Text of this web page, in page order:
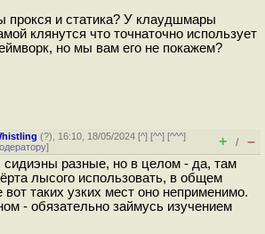
прокся и статика? У клаудшмары
клянутся что точнаточно использует
но мы вам его не покажем?
(?), 16:10, 18/05/2024 [^] [^^] [^^^]
] + / –
разные, но в целом - да, там
лысого использовать, в общем
вот таких узких мест оно неприменимо.
- обязательно займусь изучением